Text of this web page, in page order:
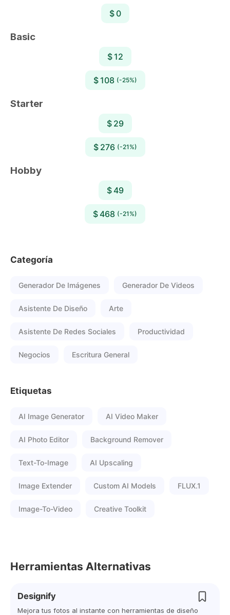
$ 0
Basic
$ 12
$ 108 (-25%)
Starter
$ 29
$ 276 (-21%)
Hobby
$ 49
$ 468 (-21%)
Categoría
Generador De Imágenes Generador De Videos
Asistente De Diseño Arte
Asistente De Redes Sociales Productividad
Negocios Escritura General
Etiquetas
AI Image Generator AI Video Maker
AI Photo Editor Background Remover
Text-To-Image AI Upscaling
Image Extender Custom AI Models FLUX.1
Image-To-Video Creative Toolkit
Herramientas Alternativas
Designify
Mejora tus fotos al instante con herramientas de diseño